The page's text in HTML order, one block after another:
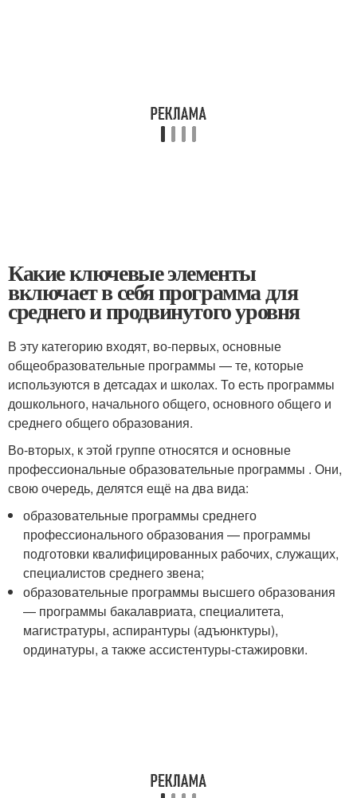
Какие ключевые элементы
включает в себя программа для
среднего и продвинутого уровня
В эту категорию входят, во-первых, основные
общеобразовательные программы — те, которые
используются в детсадах и школах. То есть программы
дошкольного, начального общего, основного общего и
среднего общего образования.
Во-вторых, к этой группе относятся и основные
профессиональные образовательные программы . Они,
свою очередь, делятся ещё на два вида:
образовательные программы среднего
профессионального образования — программы
подготовки квалифицированных рабочих, служащих,
специалистов среднего звена;
образовательные программы высшего образования
— программы бакалавриата, специалитета,
магистратуры, аспирантуры (адъюнктуры),
ординатуры, а также ассистентуры-стажировки.